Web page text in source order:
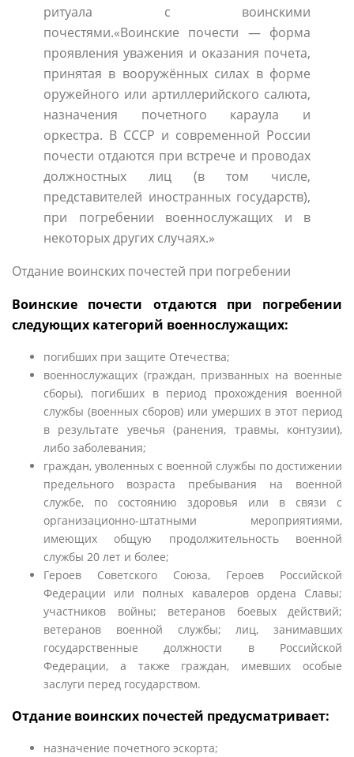
ритуала с воинскими
почестями.«Воинские почести — форма
проявления уважения и оказания почета,
принятая в вооружённых силах в форме
оружейного или артиллерийского салюта,
назначения почетного караула и
оркестра. В СССР и современной России
почести отдаются при встрече и проводах
должностных лиц (в том числе,
представителей иностранных государств),
при погребении военнослужащих и в
некоторых других случаях.»
Отдание воинских почестей при погребении
Воинские почести отдаются при погребении
следующих категорий военнослужащих:
погибших при защите Отечества;
военнослужащих (граждан, призванных на военные
сборы), погибших в период прохождения военной
службы (военных сборов) или умерших в этот период
в результате увечья (ранения, травмы, контузии),
либо заболевания;
граждан, уволенных с военной службы по достижении
предельного возраста пребывания на военной
службе, по состоянию здоровья или в связи с
организационно-штатными мероприятиями,
имеющих общую продолжительность военной
службы 20 лет и более;
Героев Советского Союза, Героев Российской
Федерации или полных кавалеров ордена Славы;
участников войны; ветеранов боевых действий;
ветеранов военной службы; лиц, занимавших
государственные должности в Российской
Федерации, а также граждан, имевших особые
заслуги перед государством.
Отдание воинских почестей предусматривает:
назначение почетного эскорта;